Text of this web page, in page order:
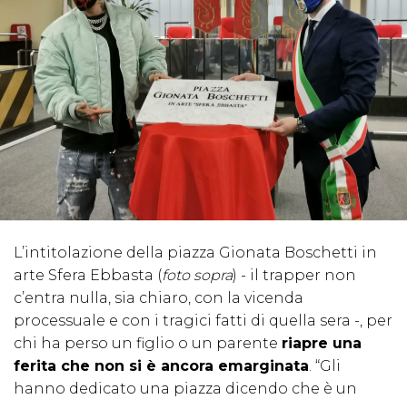
L’intitolazione della piazza Gionata Boschetti in
arte Sfera Ebbasta (foto sopra) - il trapper non
c’entra nulla, sia chiaro, con la vicenda
processuale e con i tragici fatti di quella sera -, per
chi ha perso un figlio o un parente riapre una
ferita che non si è ancora emarginata. “Gli
hanno dedicato una piazza dicendo che è un